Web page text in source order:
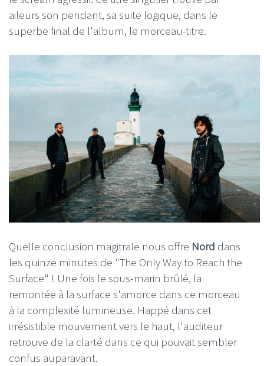
aileurs son pendant, sa suite logique, dans le
superbe final de l'album, le morceau-titre.
Quelle conclusion magitrale nous offre Nord dans
les quinze minutes de "The Only Way to Reach the
Surface" ! Une fois le sous-marin brûlé, la
remontée à la surface s'amorce dans ce morceau
à la complexité lumineuse. Happé dans cet
irrésistible mouvement vers le haut, l'auditeur
retrouve de la clarté dans ce qui pouvait sembler
confus auparavant.